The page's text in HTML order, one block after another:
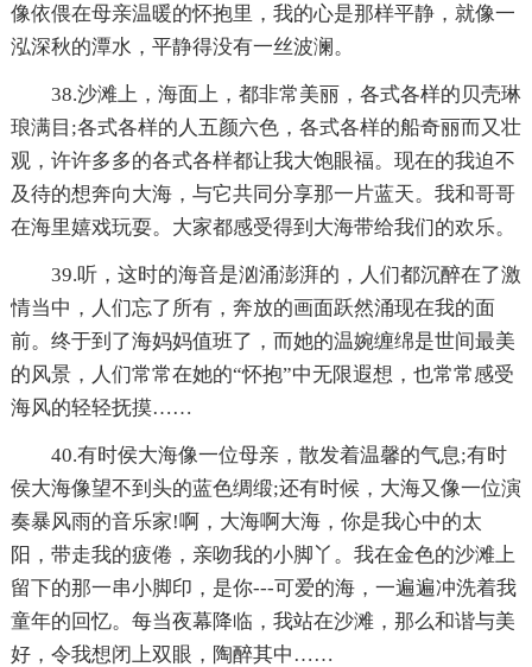
像依偎在母亲温暖的怀抱里，我的心是那样平静，就像一
泓深秋的潭水，平静得没有一丝波澜。
38.沙滩上，海面上，都非常美丽，各式各样的贝壳琳
琅满目;各式各样的人五颜六色，各式各样的船奇丽而又壮
观，许许多多的各式各样都让我大饱眼福。现在的我迫不
及待的想奔向大海，与它共同分享那一片蓝天。我和哥哥
在海里嬉戏玩耍。大家都感受得到大海带给我们的欢乐。
39.听，这时的海音是汹涌澎湃的，人们都沉醉在了激
情当中，人们忘了所有，奔放的画面跃然涌现在我的面
前。终于到了海妈妈值班了，而她的温婉缠绵是世间最美
的风景，人们常常在她的“怀抱”中无限遐想，也常常感受
海风的轻轻抚摸……
40.有时侯大海像一位母亲，散发着温馨的气息;有时
侯大海像望不到头的蓝色绸缎;还有时候，大海又像一位演
奏暴风雨的音乐家!啊，大海啊大海，你是我心中的太
阳，带走我的疲倦，亲吻我的小脚丫。我在金色的沙滩上
留下的那一串小脚印，是你---可爱的海，一遍遍冲洗着我
童年的回忆。每当夜幕降临，我站在沙滩，那么和谐与美
好，令我想闭上双眼，陶醉其中……